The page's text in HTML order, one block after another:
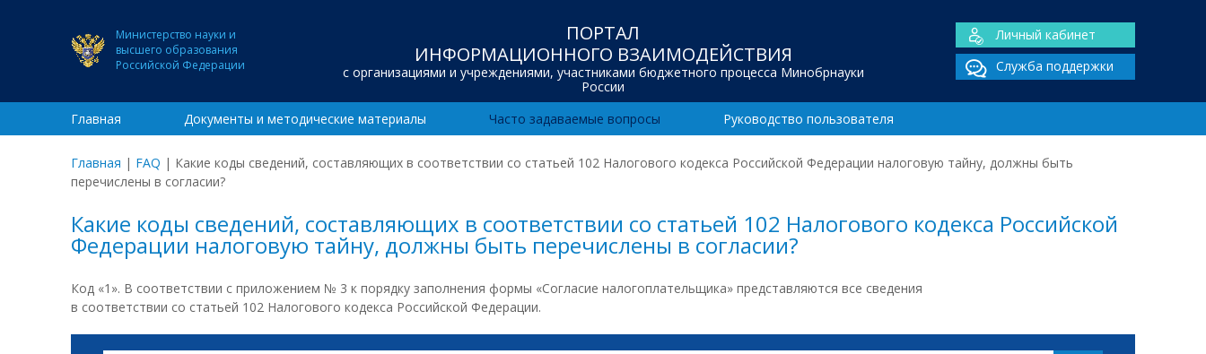
Министерство науки и
высшего образования
Российской Федерации
ПОРТАЛ
ИНФОРМАЦИОННОГО ВЗАИМОДЕЙСТВИЯ
с организациями и учреждениями, участниками бюджетного процесса Минобрнауки
России
Личный кабинет
Служба поддержки
Главная Документы и методические материалы Часто задаваемые вопросы Руководство пользователя
Главная | FAQ | Какие коды сведений, составляющих в соответствии со статьей 102 Налогового кодекса Российской Федерации налоговую тайну, должны быть
перечислены в согласии?
Какие коды сведений, составляющих в соответствии со статьей 102 Налогового кодекса Российской
Федерации налоговую тайну, должны быть перечислены в согласии?
Код «1». В соответствии с приложением № 3 к порядку заполнения формы «Согласие налогоплательщика» представляются все сведения
в соответствии со статьей 102 Налогового кодекса Российской Федерации.